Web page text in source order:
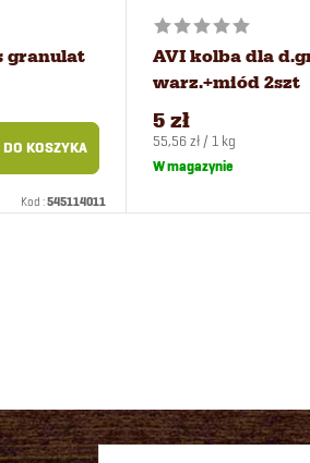
granulat
DO KOSZYKA
Kod :545114011
AVI kolba dla
warz.+miód 2szt
5 zł
Cena
jednostkowa:
55,56 zł / 1 kg
W magazynie